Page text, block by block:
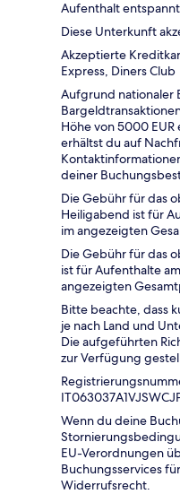
Aufenthalt
Diese Unterkunft
Akzeptierte
Express, Diners Club
Aufgrund nationaler
Höhe von 5000
erhältst du auf
deiner
Die Gebühr für das
Heiligabend ist für
im angezeigten
Die Gebühr für das
ist für Aufenthalte
angezeigten
Bitte beachte, dass
je nach Land und
Die aufgeführten
zur Verfügung
Wenn du deine
EU-Verordnungen
Buchungsservices
Widerrufsrecht.